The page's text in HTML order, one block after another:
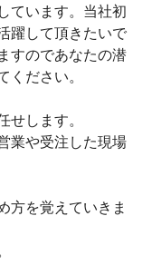
ています。当社初
躍して頂きたいで
すのであなたの潜
ださい。
します。
業や受注した現場
方を覚えていきま